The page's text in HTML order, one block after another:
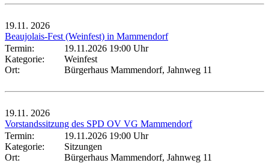
19.11. 2026
Beaujolais-Fest (Weinfest) in Mammendorf
Termin:
19.11.2026 19:00 Uhr
Kategorie:
Weinfest
Ort:
Bürgerhaus Mammendorf, Jahnweg 11
19.11. 2026
Vorstandssitzung des SPD OV VG Mammendorf
Termin:
19.11.2026 19:00 Uhr
Kategorie:
Sitzungen
Ort:
Bürgerhaus Mammendorf, Jahnweg 11